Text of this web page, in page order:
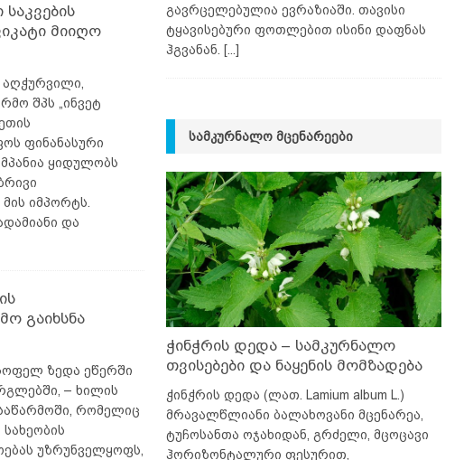
მიიღო
შპს „ინვეტ
ფინანასური
ყიდულობს
იმპორტს.
და
გაიხსნა
ზედა ეწერში
– ხილის
საწარმოში, რომელიც
უზრუნველყოფს,
გავრცელებულია ევრაზიაში. თავისი
ტყავისებური ფოთლებით ისინი დაფნას
ჰგვანან. [...]
ᲡᲐᲛᲙᲣᲠᲜᲐᲚᲝ ᲛᲪᲔᲜᲐᲠᲔᲔᲑᲘ
ჭინჭრის დედა – სამკურნალო
თვისებები და ნაყენის მომზადება
ჭინჭრის დედა (ლათ. Lamium album L.)
მრავალწლიანი ბალახოვანი მცენარეა,
ტუჩოსანთა ოჯახიდან, გრძელი, მცოცავი
ჰორიზონტალური ფესურით,